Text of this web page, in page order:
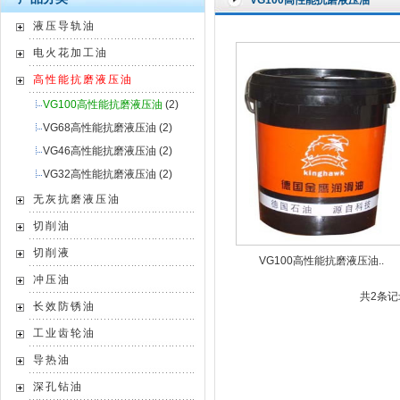
液压导轨油
电火花加工油
高性能抗磨液压油
VG100高性能抗磨液压油 (2)
VG68高性能抗磨液压油 (2)
VG46高性能抗磨液压油 (2)
VG32高性能抗磨液压油 (2)
无灰抗磨液压油
切削油
切削液
冲压油
长效防锈油
工业齿轮油
导热油
深孔钻油
VG100高性能抗磨液压油..
共2条